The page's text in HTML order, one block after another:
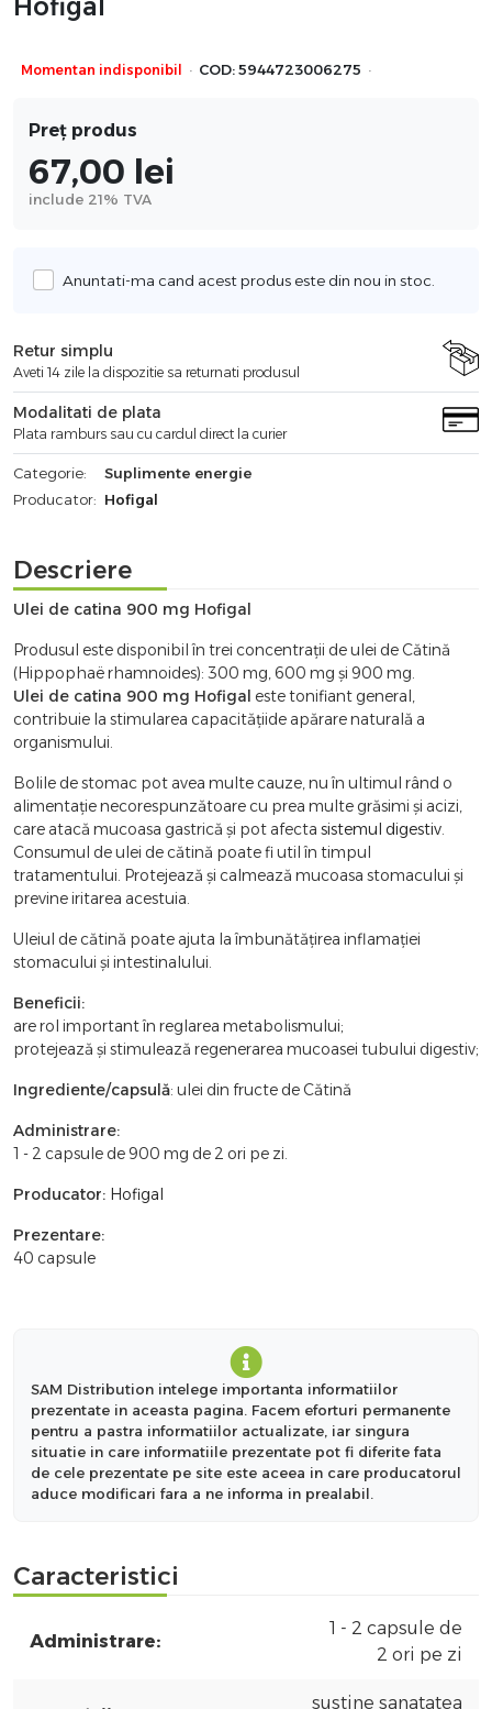
Hofigal
Momentan indisponibil · COD: 5944723006275 ·
Preț produs
67,00 lei
include 21% TVA
Anuntati-ma cand acest produs este din nou in stoc.
Retur simplu
Aveti 14 zile la dispozitie sa returnati produsul
Modalitati de plata
Plata ramburs sau cu cardul direct la curier
Categorie:
Suplimente energie
Producator: Hofigal
Descriere
Ulei de catina 900 mg Hofigal
Produsul este disponibil în trei concentraţii de ulei de Cătină
(Hippophaë rhamnoides): 300 mg, 600 mg şi 900 mg.
Ulei de catina 900 mg Hofigal este tonifiant general,
contribuie la stimularea capacităţiide apărare naturală a
organismului.
Bolile de stomac pot avea multe cauze, nu în ultimul rând o
alimentație necorespunzătoare cu prea multe grăsimi și acizi,
care atacă mucoasa gastrică și pot afecta sistemul digestiv.
Consumul de ulei de cătină poate fi util în timpul
tratamentului. Protejează și calmează mucoasa stomacului și
previne iritarea acestuia.
Uleiul de cătină poate ajuta la îmbunătățirea inflamației
stomacului și intestinalului.
Beneficii:
are rol important în reglarea metabolismului;
protejează şi stimulează regenerarea mucoasei tubului digestiv;
Ingrediente/capsulă: ulei din fructe de Cătină
Administrare:
1 - 2 capsule de 900 mg de 2 ori pe zi.
Producator: Hofigal
Prezentare:
40 capsule
SAM Distribution intelege importanta informatiilor
prezentate in aceasta pagina. Facem eforturi permanente
pentru a pastra informatiilor actualizate, iar singura
situatie in care informatiile prezentate pot fi diferite fata
de cele prezentate pe site este aceea in care producatorul
aduce modificari fara a ne informa in prealabil.
Caracteristici
Administrare:
1 - 2 capsule de
2 ori pe zi
sustine sanatatea